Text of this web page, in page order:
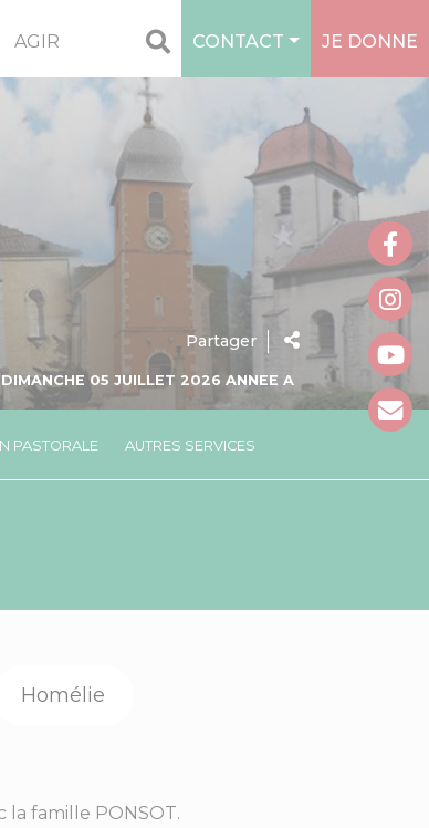
AGIR CONTACT JE DONNE
Partager
DIMANCHE 05 JUILLET 2026 ANNEE A
PASTORALE AUTRES SERVICES
Homélie
la famille PONSOT.